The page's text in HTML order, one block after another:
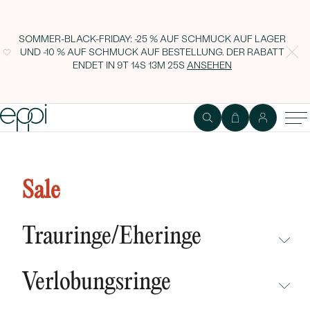
SOMMER-BLACK-FRIDAY: -25 % AUF SCHMUCK AUF LAGER
UND -10 % AUF SCHMUCK AUF BESTELLUNG. DER RABATT
ENDET IN9T 14S 13M 24S ANSEHEN
Sale
Trauringe/Eheringe
NEUHEITEN
Verlobungsringe
Diamanten Pavline